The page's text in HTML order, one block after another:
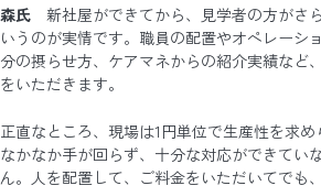
森氏 新社屋ができてから、見学者の方がさ
いうのが実情です。職員の配置やオペレーシ
分の摂らせ方、ケアマネからの紹介実績など
をいただきます。
正直なところ、現場は1円単位で生産性を求め
なかなか手が回らず、十分な対応ができてい
ん。人を配置して、ご料金をいただいてでも